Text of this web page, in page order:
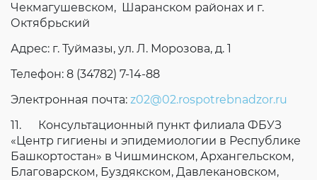
Чекмагушевском, Шаранском районах и г.
Октябрьский
Адрес: г. Туймазы, ул. Л. Морозова, д. 1
Телефон: 8 (34782) 7-14-88
Электронная почта: z02@02.rospotrebnadzor.ru
11. Консультационный пункт филиала ФБУЗ
«Центр гигиены и эпидемиологии в Республике
Башкортостан» в Чишминском, Архангельском,
Благоварском, Буздякском, Давлекановском,